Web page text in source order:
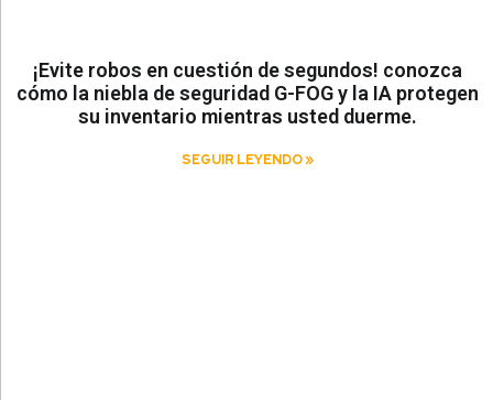
¡Evite robos en cuestión de segundos! conozca
cómo la niebla de seguridad G-FOG y la IA protegen
su inventario mientras usted duerme.
SEGUIR LEYENDO »